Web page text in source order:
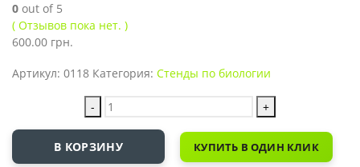
0 out of 5
( Отзывов пока нет. )
600.00 грн.
Артикул: 0118 Категория: Стенды по биологии
- +
В КОРЗИНУ КУПИТЬ В ОДИН КЛИК